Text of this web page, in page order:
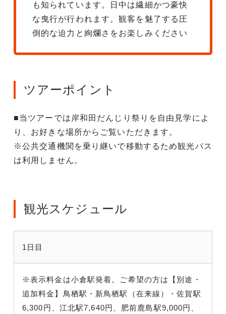
も知られています。日中は繊細かつ豪快
な曳行が行われます。観客を魅了する圧
倒的な迫力と絢爛さをお楽しみください
ツアーポイント
■当ツアーでは岸和田だんじり祭りを自由見学によ
り、お好きな場所からご覧いただきます。
※公共交通機関を乗り継いで移動するため観光バス
は利用しません。
観光スケジュール
1日目
※表示料金は小倉駅発着。ご希望の方は【別途・
追加料金】鳥栖駅・新鳥栖駅（在来線）・佐賀駅
6,300円、江北駅7,640円、肥前鹿島駅9,000円、